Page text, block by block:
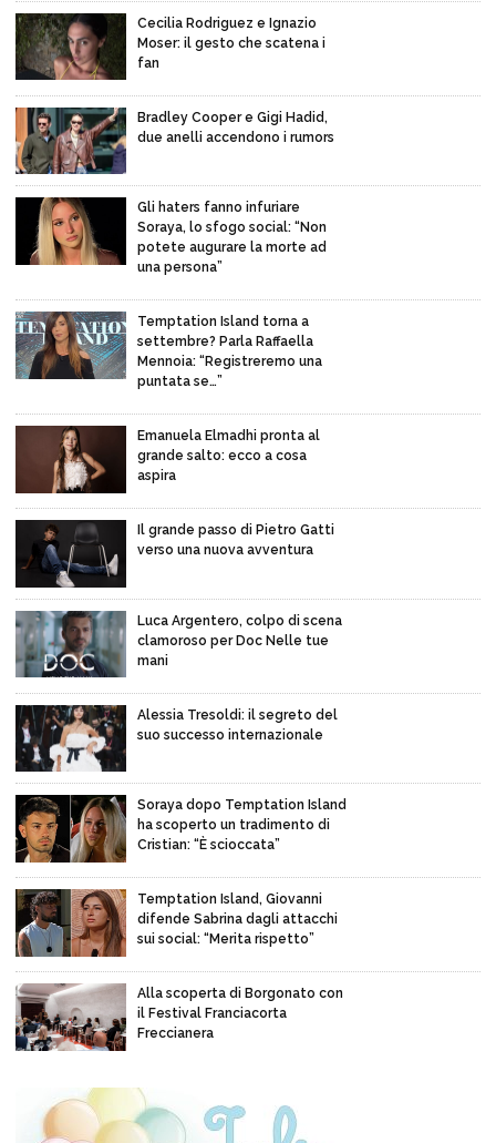
Cecilia Rodriguez e Ignazio
Moser: il gesto che scatena i
fan
Bradley Cooper e Gigi Hadid,
due anelli accendono i rumors
Gli haters fanno infuriare
Soraya, lo sfogo social: “Non
potete augurare la morte ad
una persona”
Temptation Island torna a
settembre? Parla Raffaella
Mennoia: “Registreremo una
puntata se…”
Emanuela Elmadhi pronta al
grande salto: ecco a cosa
aspira
Il grande passo di Pietro Gatti
verso una nuova avventura
Luca Argentero, colpo di scena
clamoroso per Doc Nelle tue
mani
Alessia Tresoldi: il segreto del
suo successo internazionale
Soraya dopo Temptation Island
ha scoperto un tradimento di
Cristian: “È scioccata”
Temptation Island, Giovanni
difende Sabrina dagli attacchi
sui social: “Merita rispetto”
Alla scoperta di Borgonato con
il Festival Franciacorta
Freccianera